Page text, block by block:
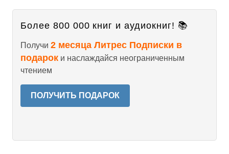
Более 800 000 книг и аудиокниг! 📚
Получи 2 месяца Литрес Подписки в
подарок и наслаждайся неограниченным
чтением
ПОЛУЧИТЬ ПОДАРОК